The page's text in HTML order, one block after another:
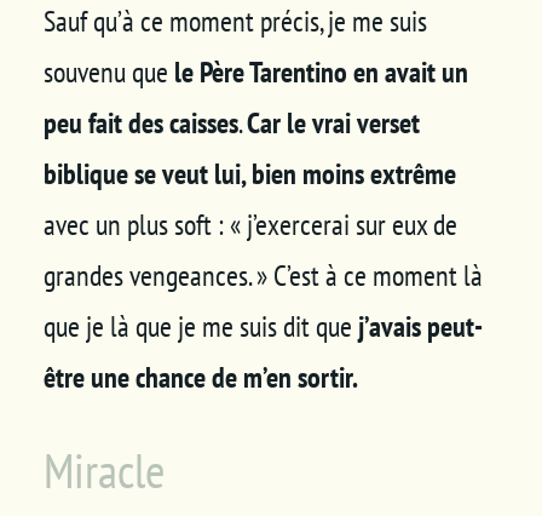
Sauf qu’à ce moment précis, je me suis
souvenu que le Père Tarentino en avait un
peu fait des caisses.Car le vrai verset
biblique se veut lui, bien moins extrême
avec un plus soft : « j’exercerai sur eux de
grandes vengeances. » C’est à ce moment là
que je là que je me suis dit que j’avais peut-
être une chance de m’en sortir.
Miracle